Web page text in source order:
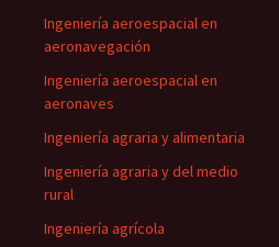
Ingeniería aeroespacial en
aeronavegación
Ingeniería aeroespacial en
aeronaves
Ingeniería agraria y alimentaria
Ingeniería agraria y del medio
rural
Ingeniería agrícola